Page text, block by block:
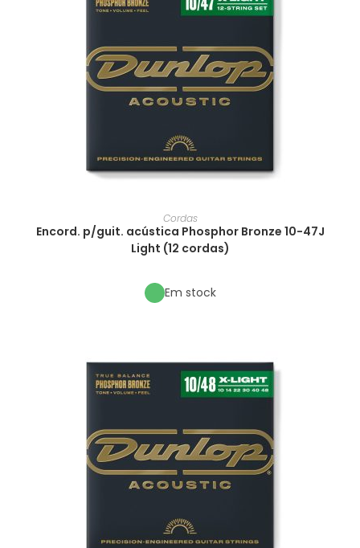
Cordas
Encord. p/guit. acústica Phosphor Bronze 10-47J
Light (12 cordas)
Em stock